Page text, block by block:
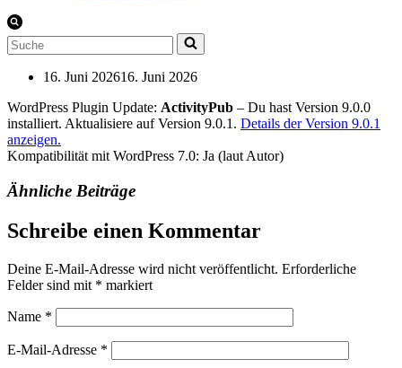
Suchen
nach …
16. Juni 202616. Juni 2026
WordPress Plugin Update: ActivityPub – Du hast Version 9.0.0
installiert. Aktualisiere auf Version 9.0.1. Details der Version 9.0.1
anzeigen.
Kompatibilität mit WordPress 7.0: Ja (laut Autor)
Ähnliche Beiträge
Schreibe einen Kommentar
Deine E-Mail-Adresse wird nicht veröffentlicht. Erforderliche
Felder sind mit * markiert
Name *
E-Mail-Adresse *